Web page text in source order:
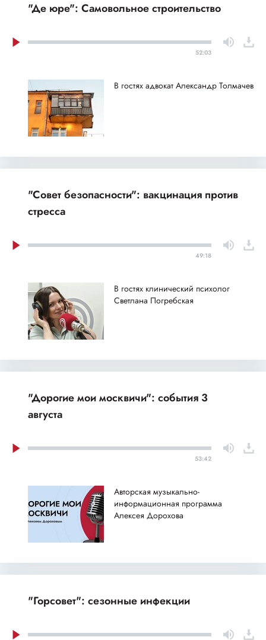
"Де юре": Самовольное строительство
52:03
В гостях адвокат Александр Толмачев
"Совет безопасности": вакцинация против
стресса
49:18
В гостях клинический психолог
Светлана Погребская
"Дорогие мои москвичи": события 3
августа
53:42
Авторская музыкально-
информационная программа
Алексея Дорохова
"Горсовет": сезонные инфекции